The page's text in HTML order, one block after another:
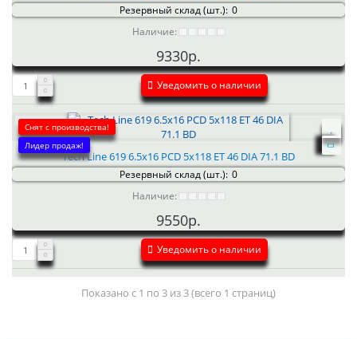
Резервный склад (шт.): 0
Наличие:
9330р.
Уведомить о наличии
Снят с производства!
Лидер продаж!
Tech Line 619 6.5x16 PCD 5x118 ET 46 DIA 71.1 BD
Резервный склад (шт.): 0
Наличие:
9550р.
Уведомить о наличии
Показано с 1 по 3 из 3 (всего 1 страниц)